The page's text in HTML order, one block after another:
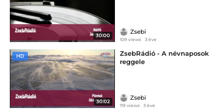
30:00
Zsebi
109 views 3 éve
HD
30:02
ZsebRádió - A névnaposok
reggele
Zsebi
119 views 3 éve